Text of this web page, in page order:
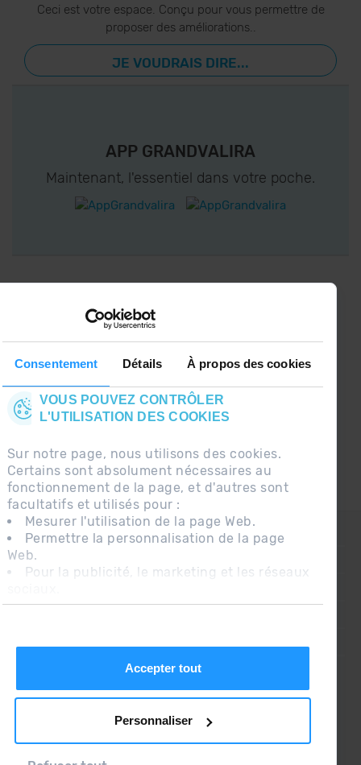
Consentement Détails À propos des cookies
VOUS POUVEZ CONTRÔLER
L'UTILISATION DES COOKIES
Sur notre page, nous utilisons des cookies.
Certains sont absolument nécessaires au
fonctionnement de la page, et d'autres sont
facultatifs et utilisés pour :
Mesurer l'utilisation de la page Web.
Permettre la personnalisation de la page
Web.
Pour la publicité, le marketing et les réseaux
En cliquant sur « Accepter tout », vous
Accepter tout
Personnaliser
Ceci est votre espace. Conçu pour vous permettre de
proposer des améliorations..
JE VOUDRAIS DIRE...
APP GRANDVALIRA
Maintenant, l'essentiel dans votre poche.
CONNECTEZ-VOUS À GRANDVALIRA!
Suivez-nous sur les Réseaux Sociaux et soyez
CONTACT
QUESTIONS FRÉQUENTES